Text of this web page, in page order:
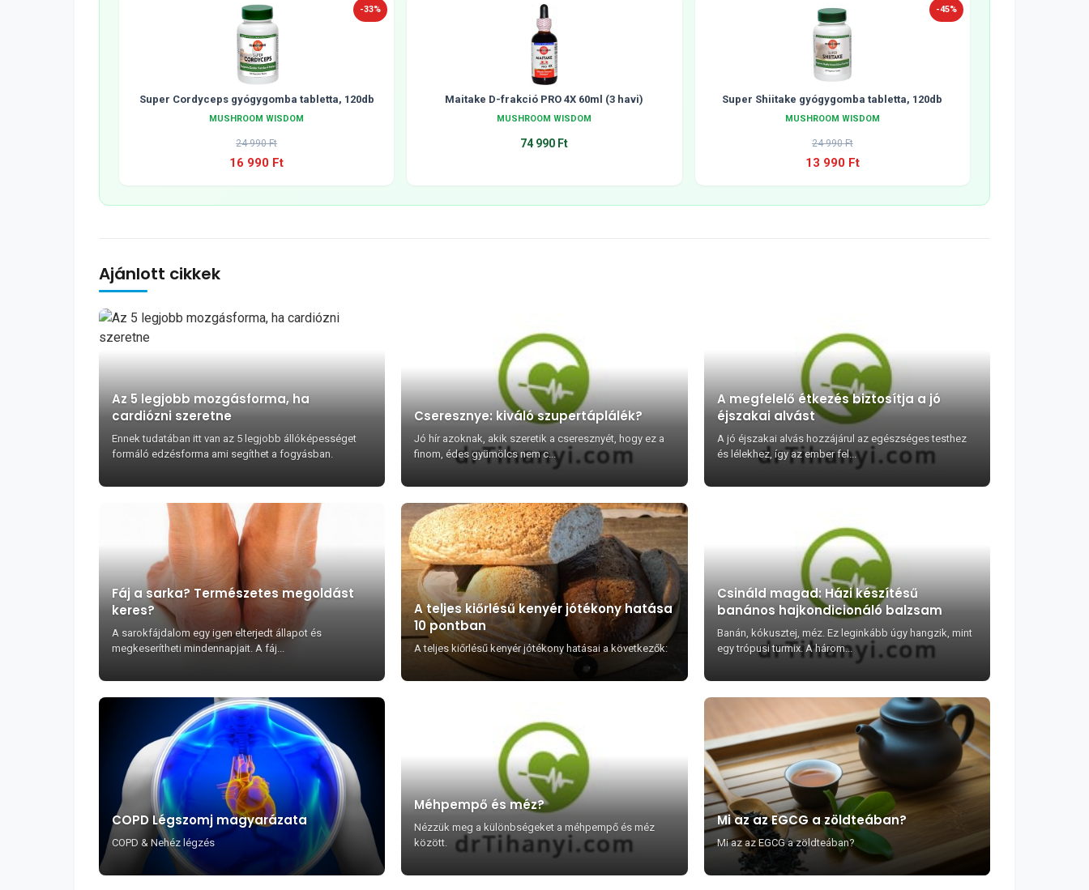
-33%
Super Cordyceps gyógygomba tabletta, 120db
MUSHROOM WISDOM
24 990 Ft
16 990 Ft
Maitake D-frakció PRO 4X 60ml (3 havi)
MUSHROOM WISDOM
74 990 Ft
-45%
Super Shiitake gyógygomba tabletta, 120db
MUSHROOM WISDOM
24 990 Ft
13 990 Ft
Ajánlott cikkek
Az 5 legjobb mozgásforma, ha
cardiózni szeretne
Ennek tudatában itt van az 5 legjobb állóképességet
formáló edzésforma ami segíthet a fogyásban.
Cseresznye: kiváló szupertáplálék?
Jó hír azoknak, akik szeretik a cseresznyét, hogy ez a
finom, édes gyümölcs nem c...
A megfelelő étkezés biztosítja a jó
éjszakai alvást
A jó éjszakai alvás hozzájárul az egészséges testhez
és lélekhez, így az ember fel...
Fáj a sarka? Természetes megoldást
keres?
A sarokfájdalom egy igen elterjedt állapot és
megkeserítheti mindennapjait. A fáj...
A teljes kiőrlésű kenyér jótékony hatása
10 pontban
A teljes kiőrlésű kenyér jótékony hatásai a következők:
Csináld magad: Házi készítésű
banános hajkondicionáló balzsam
Banán, kókusztej, méz. Ez leginkább úgy hangzik, mint
egy trópusi turmix. A három...
COPD Légszomj magyarázata
COPD & Nehéz légzés
Méhpempő és méz?
Nézzük meg a különbségeket a méhpempő és méz
között.
Mi az az EGCG a zöldteában?
Mi az az EGCG a zöldteában?